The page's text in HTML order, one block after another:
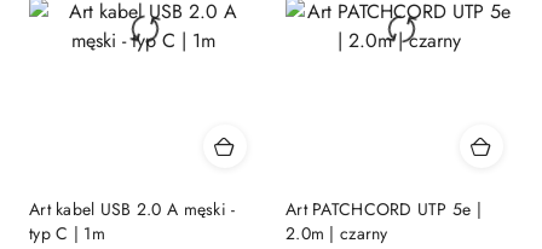
Art kabel USB 2.0 A męski -
typ C | 1m
Art PATCHCORD UTP 5e |
2.0m | czarny